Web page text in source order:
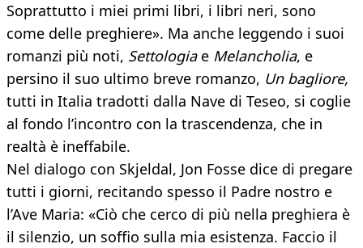
Soprattutto i miei primi libri, i libri neri, sono
come delle preghiere». Ma anche leggendo i suoi
romanzi più noti, Settologiae Melancholia, e
persino il suo ultimo breve romanzo, Un bagliore,
tutti in Italia tradotti dalla Nave di Teseo, si coglie
al fondo l’incontro con la trascendenza, che in
realtà è ineffabile.
Nel dialogo con Skjeldal, Jon Fosse dice di pregare
tutti i giorni, recitando spesso il Padre nostro e
l’Ave Maria: «Ciò che cerco di più nella preghiera è
il silenzio, un soffio sulla mia esistenza. Faccio il